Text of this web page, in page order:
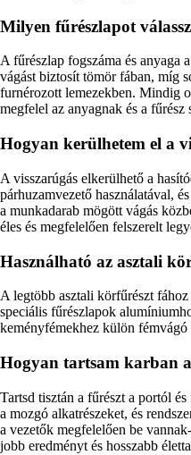
Milyen fűrészlapot
A fűrészlap fogszáma és anyaga
vágást biztosít tömör fában, míg
furnérozott lemezekben. Mindig
megfelel az anyagnak és a
Hogyan kerülhetem el a
A visszarúgás elkerülhető a
párhuzamvezető használatával,
a munkadarab mögött vágás
éles és megfelelően felszerelt
Használható az asztali
A legtöbb asztali körfűrészt
speciális fűrészlapok
keményfémekhez külön
Hogyan tartsam karban
Tartsd tisztán a fűrészt a portól
a mozgó alkatrészeket, és
a vezetők megfelelően be
jobb eredményt és hosszabb